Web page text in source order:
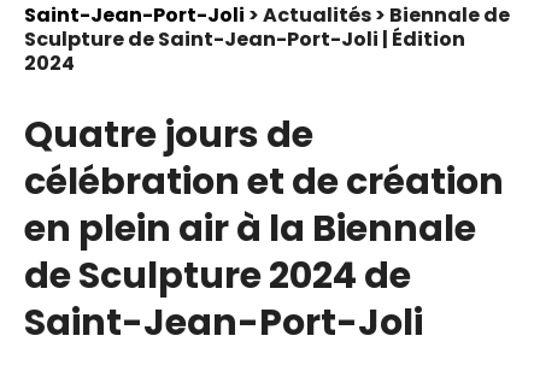
Saint-Jean-Port-Joli > Actualités > Biennale de
Sculpture de Saint-Jean-Port-Joli | Édition
2024
Quatre jours de
célébration et de création
en plein air à la Biennale
de Sculpture 2024 de
Saint-Jean-Port-Joli